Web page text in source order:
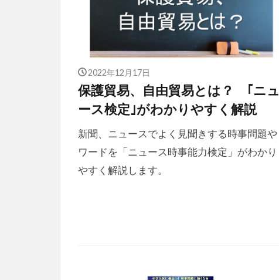
2022年12月17日
保護貿易、自由貿易とは？ ｢ニュ
ース検定｣がわかりやすく解説
新聞、ニュースでよく見聞きする時事問題や
ワードを「ニュース時事能力検定」がわかり
やすく解説します。